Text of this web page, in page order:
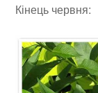
Кінець червня: